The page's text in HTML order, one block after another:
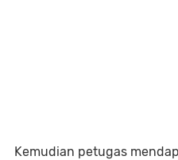
Kemudian petugas